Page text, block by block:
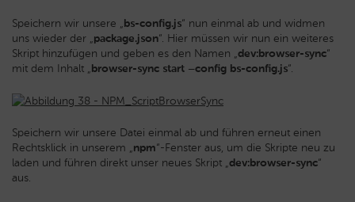
Speichern wir unsere „bs-config.js“ nun einmal ab und widmen
uns wieder der „package.json“. Hier müssen wir nun ein weiteres
Skript hinzufügen und geben es den Namen „dev:browser-sync“
mit dem Inhalt „browser-sync start –config bs-config.js“.
Speichern wir unsere Datei einmal ab und führen erneut einen
Rechtsklick in unserem „npm“-Fenster aus, um die Skripte neu zu
laden und führen direkt unser neues Skript „dev:browser-sync“
aus.